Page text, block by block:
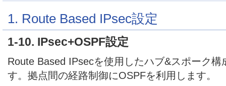
1. Route Based IPsec設定
1-10. IPsec+OSPF設定
Route Based IPsecを使用したハブ&スポーク
す。拠点間の経路制御にOSPFを利用します。